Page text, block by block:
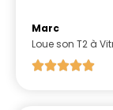
Marc
Loue son T2 à